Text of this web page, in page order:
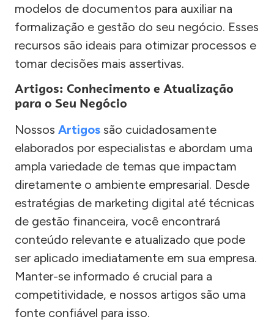
modelos de documentos para auxiliar na
formalização e gestão do seu negócio. Esses
recursos são ideais para otimizar processos e
tomar decisões mais assertivas.
Artigos: Conhecimento e Atualização
para o Seu Negócio
Nossos Artigos são cuidadosamente
elaborados por especialistas e abordam uma
ampla variedade de temas que impactam
diretamente o ambiente empresarial. Desde
estratégias de marketing digital até técnicas
de gestão financeira, você encontrará
conteúdo relevante e atualizado que pode
ser aplicado imediatamente em sua empresa.
Manter-se informado é crucial para a
competitividade, e nossos artigos são uma
fonte confiável para isso.